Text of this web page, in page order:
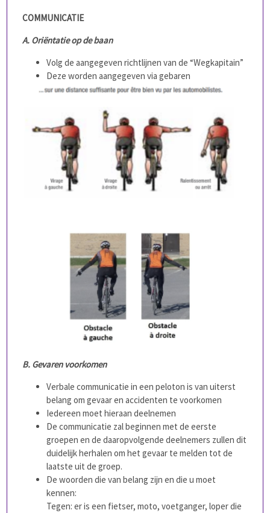
COMMUNICATIE
A. Oriëntatie op de baan
Volg de aangegeven richtlijnen van de “Wegkapitain”
Deze worden aangegeven via gebaren
B. Gevaren voorkomen
Verbale communicatie in een peloton is van uiterst
belang om gevaar en accidenten te voorkomen
Iedereen moet hieraan deelnemen
De communicatie zal beginnen met de eerste
groepen en de daaropvolgende deelnemers zullen dit
duidelijk herhalen om het gevaar te melden tot de
laatste uit de groep.
De woorden die van belang zijn en die u moet
kennen:
Tegen: er is een fietser, moto, voetganger, loper die